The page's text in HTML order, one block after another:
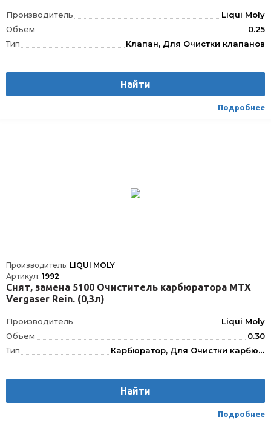
Производитель
Liqui Moly
Объем
0.25
Тип
Клапан, Для Очистки клапанов
Найти
Подробнее
Производитель: LIQUI MOLY
Артикул: 1992
Снят, замена 5100 Очиститель карбюратора MTX
Vergaser Rein. (0,3л)
Производитель
Liqui Moly
Объем
0.30
Тип
Карбюратор, Для Очистки карбюратора
Найти
Подробнее